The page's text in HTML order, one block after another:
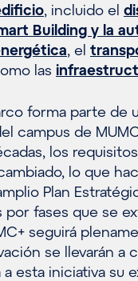
, incluido el
Building y la
, el
las
forma parte de
campus de
los
lo que
Plan
por fases que se
seguirá
se llevarán a
esta iniciativa su